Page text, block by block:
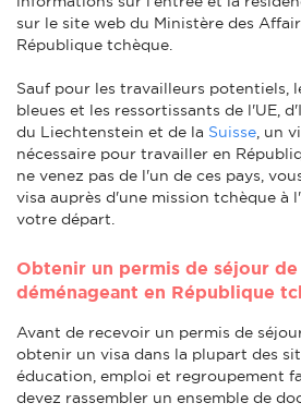
sur le site web du Ministère des
République tchèque.
Sauf pour les travailleurs potentiels,
bleues et les ressortissants de l'UE,
du Liechtenstein et de la Suisse , un
nécessaire pour travailler en
ne venez pas de l'un de ces pays,
visa auprès d'une mission tchèque à
votre départ.
Obtenir un permis de séjour de
déménageant en République
Avant de recevoir un permis de
obtenir un visa dans la plupart des
éducation, emploi et regroupement
devez rassembler un ensemble de